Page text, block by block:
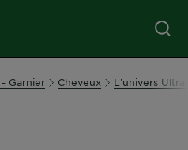
Garnier Cheveux L’univers